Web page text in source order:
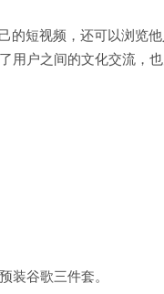
的短视频，还可以浏览
用户之间的文化交流，
装谷歌三件套。